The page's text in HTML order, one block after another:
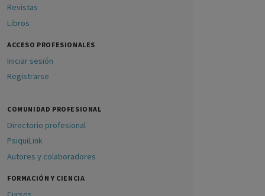
Revistas
Libros
ACCESO PROFESIONALES
Iniciar sesión
Registrarse
COMUNIDAD PROFESIONAL
Directorio profesional
PsiquiLink
Autores y colaboradores
FORMACIÓN Y CIENCIA